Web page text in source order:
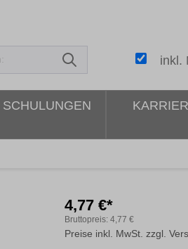
inkl.
SCHULUNGEN
4,77 €*
Bruttopreis: 4,77 €
Preise inkl. MwSt. zzgl.